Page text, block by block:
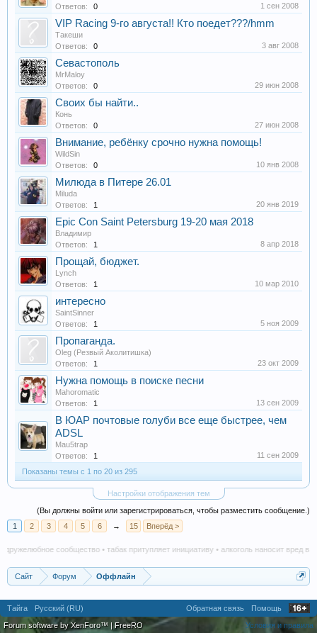
Ответов:
0 1 сен 2008
VIP Racing 9-го августа!! Кто поедет???/hmm
Такеши
Ответов:
0 3 авг 2008
Севастополь
MrMaloy
Ответов:
0 29 июн 2008
Своих бы найти..
Конь
Ответов:
0 27 июн 2008
Внимание, ребёнку срочно нужна помощь!
WildSin
Ответов:
0 10 янв 2008
Милюда в Питере 26.01
Miluda
Ответов:
1 20 янв 2019
Epic Con Saint Petersburg 19-20 мая 2018
Владимир
Ответов:
1 8 апр 2018
Прощай, бюджет.
Lynch
Ответов:
1 10 мар 2010
интересно
SaintSinner
Ответов:
1 5 ноя 2009
Пропаганда.
Oleg (Резвый Аколитишка)
Ответов:
1 23 окт 2009
Нужна помощь в поиске песни
Mahoromatic
Ответов:
1 13 сен 2009
В ЮАР почтовые голуби все еще быстрее, чем
ADSL
Mau5trap
Ответов:
1
11 сен 2009
Показаны темы с 1 по 20 из 295
Настройки отображения тем
(Вы должны войти или зарегистрироваться, чтобы разместить сообщение.)
1
2 3 4 5 6 → 15 Вперёд >
сообщество • табак притупляет инициативу • алкоголь наносит вред в
Сайт Форум Оффлайн
Тайга Русский (RU) Обратная связь
Помощь
Условия и правила
Forum software by XenForo™ |FreeRO